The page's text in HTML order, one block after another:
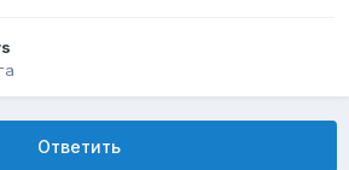
Ответить